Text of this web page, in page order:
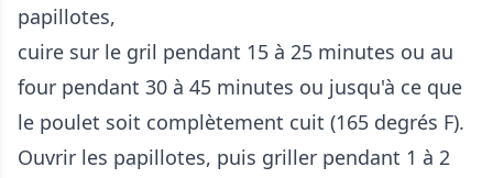
papillotes,
cuire sur le gril pendant 15 à 25 minutes ou au
four pendant 30 à 45 minutes ou jusqu'à ce que
le poulet soit complètement cuit (165 degrés F).
Ouvrir les papillotes, puis griller pendant 1 à 2